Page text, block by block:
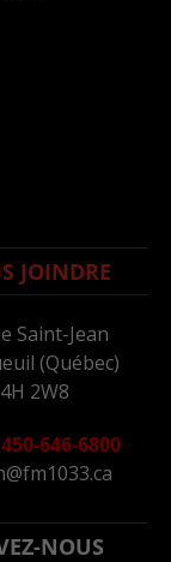
JOINDRE
Saint-Jean
(Québec)
2W8
450-646-6800
NOUS